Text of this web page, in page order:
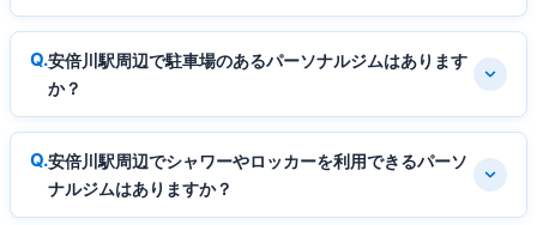
安倍川駅周辺で駐車場のあるパーソナルジムはあります
か？
安倍川駅周辺でシャワーやロッカーを利用できるパーソ
ナルジムはありますか？